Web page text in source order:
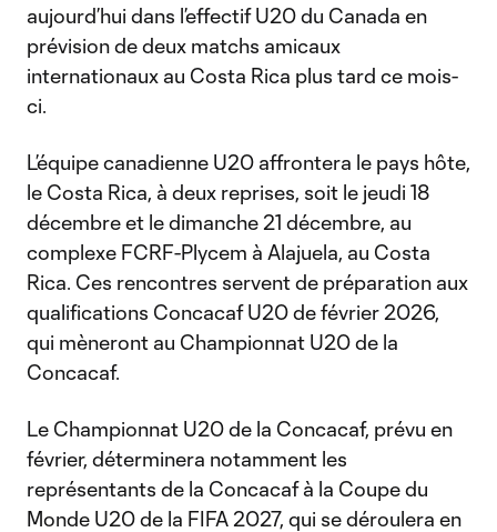
aujourd’hui dans l’effectif U20 du Canada en
prévision de deux matchs amicaux
internationaux au Costa Rica plus tard ce mois-
ci.
L’équipe canadienne U20 affrontera le pays hôte,
le Costa Rica, à deux reprises, soit le jeudi 18
décembre et le dimanche 21 décembre, au
complexe FCRF-Plycem à Alajuela, au Costa
Rica. Ces rencontres servent de préparation aux
qualifications Concacaf U20 de février 2026,
qui mèneront au Championnat U20 de la
Concacaf.
Le Championnat U20 de la Concacaf, prévu en
février, déterminera notamment les
représentants de la Concacaf à la Coupe du
Monde U20 de la FIFA 2027, qui se déroulera en